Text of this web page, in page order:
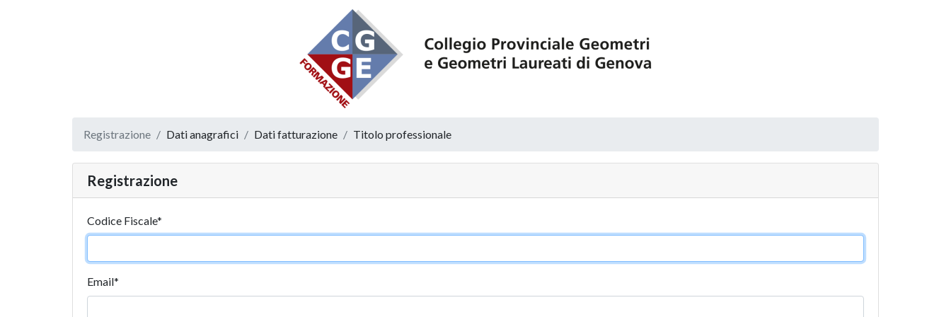
Registrazione Dati anagrafici Dati fatturazione Titolo professionale
Registrazione
Codice Fiscale*
Email*